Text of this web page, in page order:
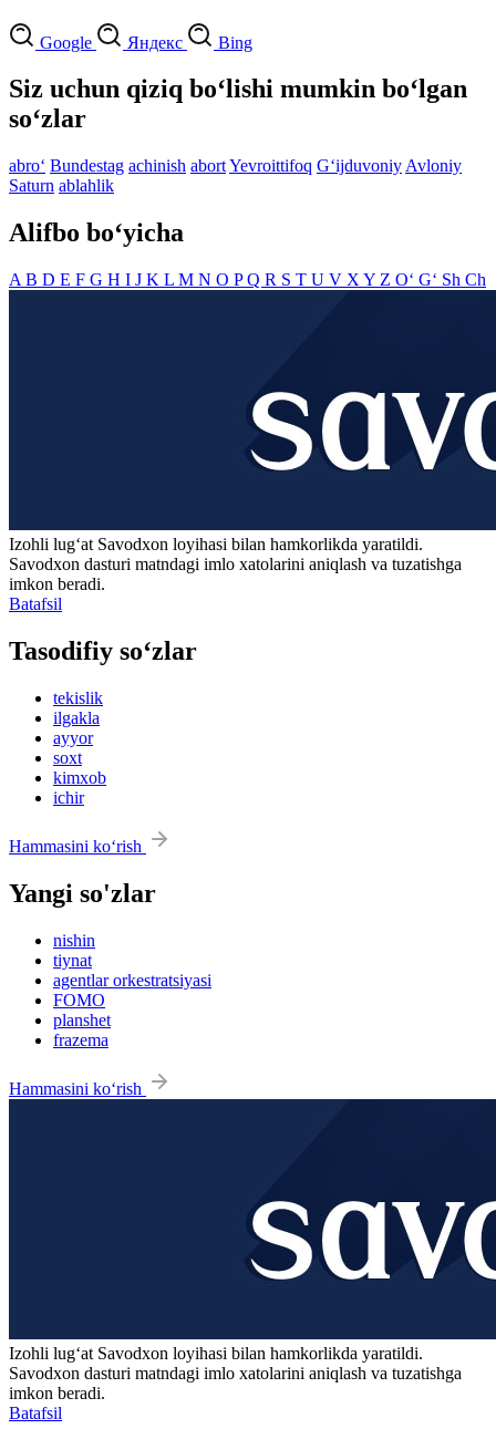
Google Яндекс Bing
Siz uchun qiziq bo‘lishi mumkin bo‘lgan
so‘zlar
abro‘ Bundestag achinish abortYevroittifoq G‘ijduvoniy Avloniy
Saturn ablahlik
Alifbo bo‘yicha
A B D E F G H I J K L M N O PQ R S T U V X Y Z O‘ G‘ Sh Ch
Izohli lugʻat Savodxon loyihasi bilan hamkorlikda yaratildi.
Savodxon dasturi matndagi imlo xatolarini aniqlash va tuzatishga
imkon beradi.
Batafsil
Tasodifiy so‘zlar
tekislik
ilgakla
ayyor
soxt
kimxob
ichir
Hammasini ko‘rish
Yangi so'zlar
nishin
tiynat
agentlar orkestratsiyasi
FOMO
planshet
frazema
Hammasini ko‘rish
Izohli lugʻat Savodxon loyihasi bilan hamkorlikda yaratildi.
Savodxon dasturi matndagi imlo xatolarini aniqlash va tuzatishga
imkon beradi.
Batafsil